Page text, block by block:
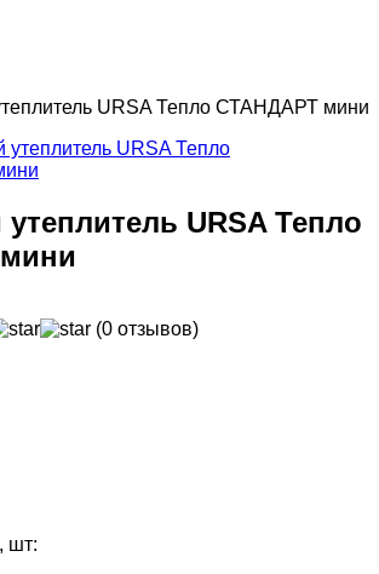
URSA Тепло СТАНДАРТ мини
URSA Тепло
(0 отзывов)
шт: